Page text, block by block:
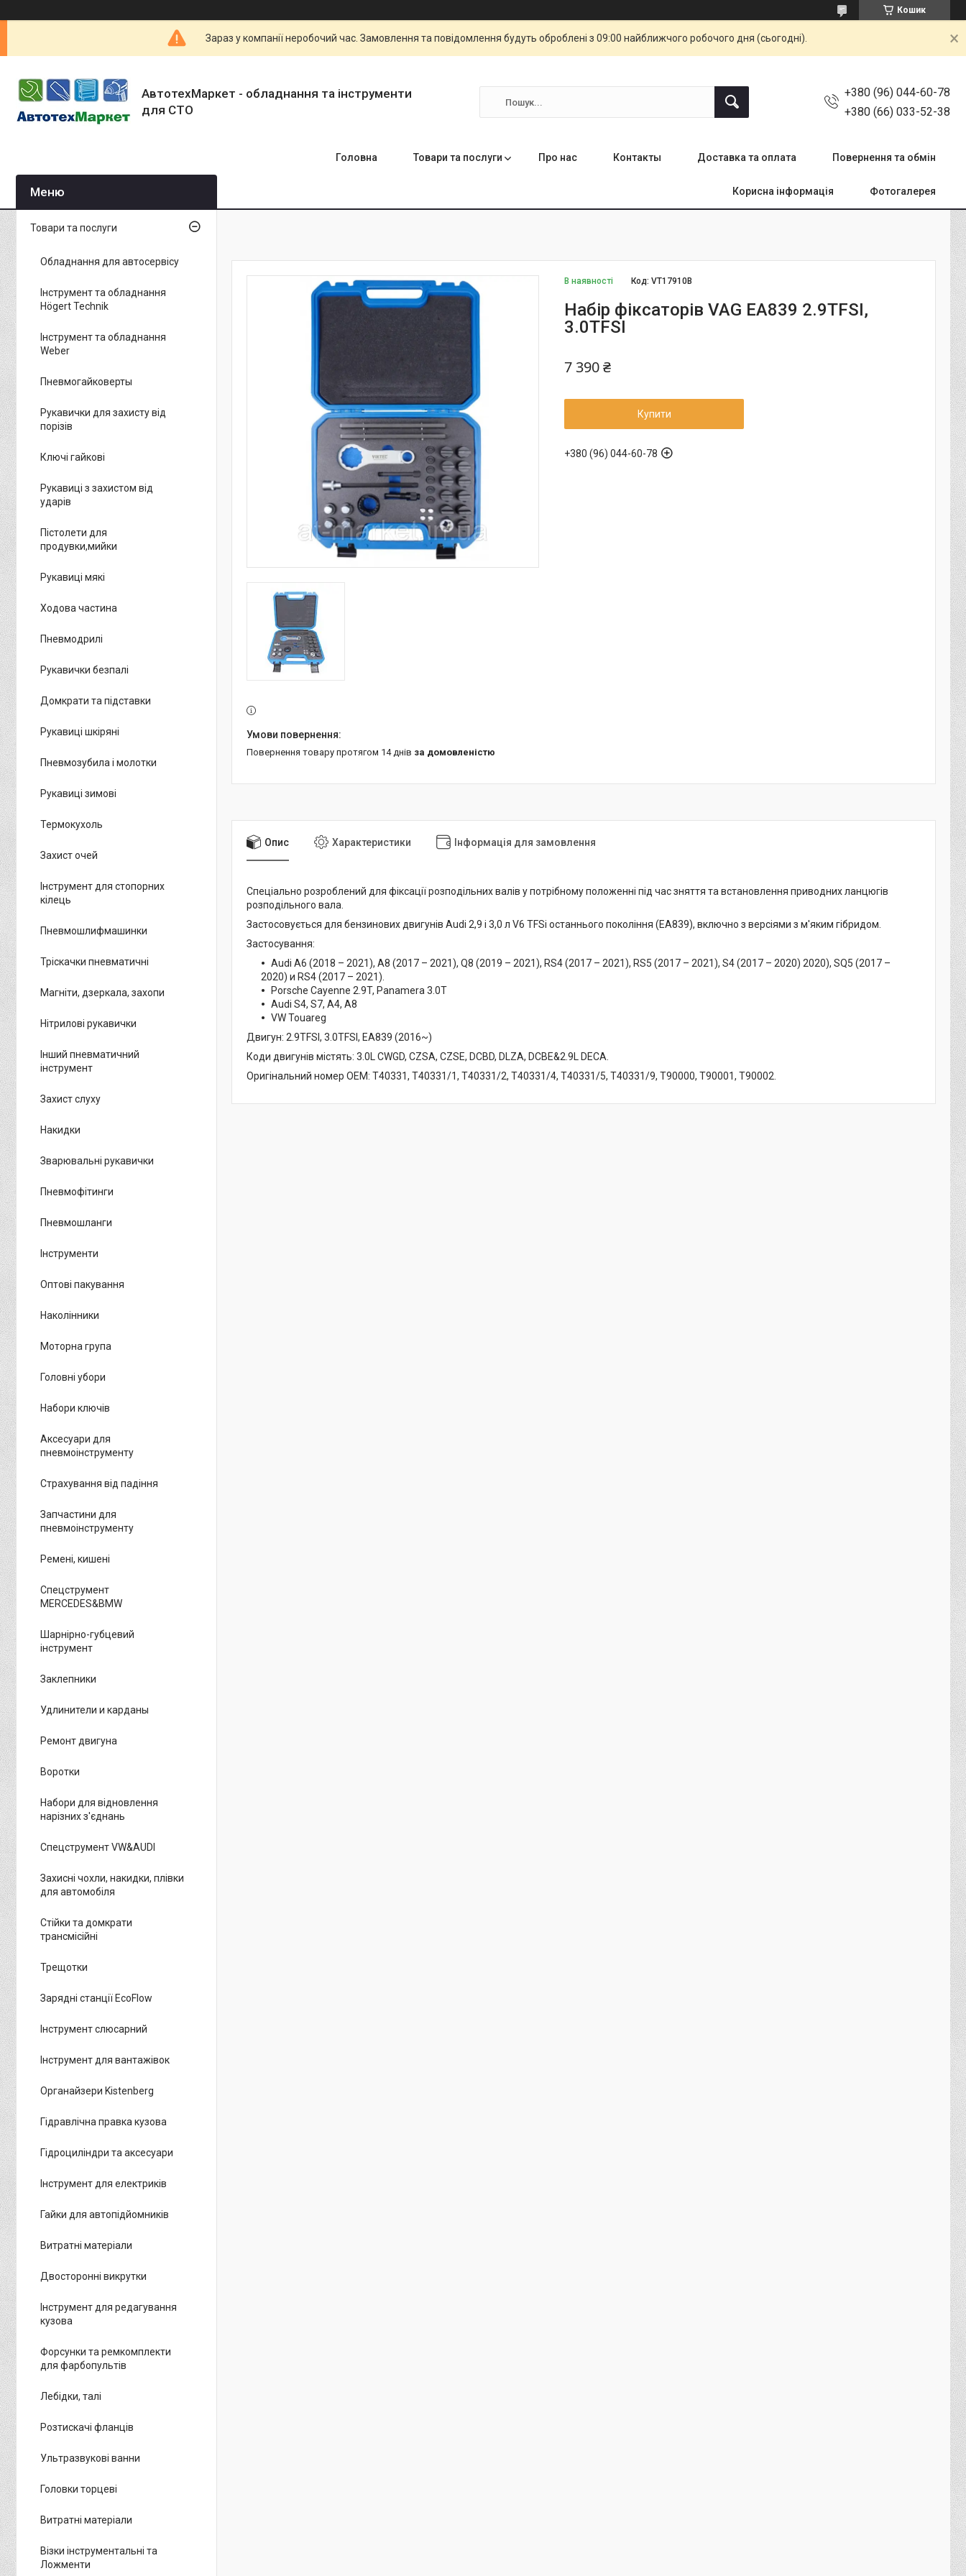
Кошик
Зараз у компанії неробочий час. Замовлення та повідомлення будуть оброблені з 09:00 найближчого робочого дня (сьогодні).
АвтотехМаркет - обладнання та інструменти
для СТО
+380 (96) 044-60-78
+380 (66) 033-52-38
Головна Товари та послуги Про нас Контакты Доставка та оплата Повернення та обмін
Корисна інформація Фотогалерея
В наявності Код:VT17910B
Набір фіксаторів VAG EA839 2.9TFSI,
3.0TFSI
7 390 ₴
Купити
+380 (96) 044-60-78
повернення товару протягом 14 днів за домовленістю
Опис Характеристики Інформація для замовлення
Спеціально розроблений для фіксації розподільних валів у потрібному положенні під час зняття та встановлення приводних ланцюгів
розподільного вала.
Застосовується для бензинових двигунів Audi 2,9 і 3,0 л V6 TFSi останнього покоління (EA839), включно з версіями з м'яким гібридом.
Застосування:
Audi A6 (2018 – 2021), A8 (2017 – 2021), Q8 (2019 – 2021), RS4 (2017 – 2021), RS5 (2017 – 2021), S4 (2017 – 2020) 2020), SQ5 (2017 –
2020) и RS4 (2017 – 2021).
Porsche Cayenne 2.9T, Panamera 3.0T
Audi S4, S7, A4, A8
VW Touareg
Двигун: 2.9TFSI, 3.0TFSI, EA839 (2016~)
Коди двигунів містять: 3.0L CWGD, CZSA, CZSE, DCBD, DLZA, DCBE&2.9L DECA.
Оригінальний номер OEM: T40331, T40331/1, T40331/2, T40331/4, T40331/5, T40331/9, T90000, T90001, T90002.
Товари та послуги
Обладнання для автосервісу
Інструмент та обладнання
Högert Technik
Інструмент та обладнання
Weber
Пневмогайковерты
Рукавички для захисту від
порізів
Ключі гайкові
Рукавиці з захистом від
ударів
Пістолети для
продувки,мийки
Рукавиці мякі
Ходова частина
Пневмодрилі
Рукавички безпалі
Домкрати та підставки
Рукавиці шкіряні
Пневмозубила і молотки
Рукавиці зимові
Термокухоль
Захист очей
Інструмент для стопорних
кілець
Пневмошлифмашинки
Тріскачки пневматичні
Магніти, дзеркала, захопи
Нітрилові рукавички
Інший пневматичний
інструмент
Захист слуху
Накидки
Зварювальні рукавички
Пневмофітинги
Пневмошланги
Інструменти
Оптові пакування
Наколінники
Моторна група
Головні убори
Набори ключів
Аксесуари для
пневмоінструменту
Страхування від падіння
Запчастини для
пневмоінструменту
Ремені, кишені
Спецструмент
MERCEDES&BMW
Шарнірно-губцевий
інструмент
Заклепники
Удлинители и карданы
Ремонт двигуна
Воротки
Набори для відновлення
нарізних з'єднань
Спецструмент VW&AUDI
Захисні чохли, накидки, плівки
для автомобіля
Стійки та домкрати
трансмісійні
Трещотки
Зарядні станції EcoFlow
Інструмент слюсарний
Інструмент для вантажівок
Органайзери Kistenberg
Гідравлічна правка кузова
Гідроциліндри та аксесуари
Інструмент для електриків
Гайки для автопідйомників
Витратні матеріали
Двосторонні викрутки
Інструмент для редагування
кузова
Форсунки та ремкомплекти
для фарбопультів
Лебідки, талі
Розтискачі фланців
Ультразвукові ванни
Головки торцеві
Витратні матеріали
Візки інструментальні та
Ложменти